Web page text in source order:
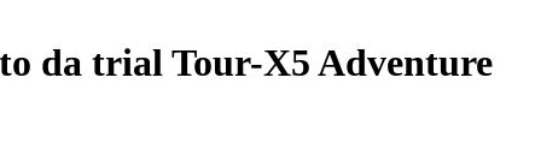
da trial Tour-X5 Adventure